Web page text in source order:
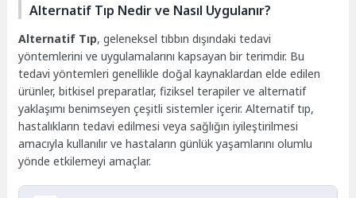
Alternatif Tıp Nedir ve Nasıl Uygulanır?
Alternatif Tıp, geleneksel tıbbın dışındaki tedavi
yöntemlerini ve uygulamalarını kapsayan bir terimdir. Bu
tedavi yöntemleri genellikle doğal kaynaklardan elde edilen
ürünler, bitkisel preparatlar, fiziksel terapiler ve alternatif
yaklaşımı benimseyen çeşitli sistemler içerir. Alternatif tıp,
hastalıkların tedavi edilmesi veya sağlığın iyileştirilmesi
amacıyla kullanılır ve hastaların günlük yaşamlarını olumlu
yönde etkilemeyi amaçlar.